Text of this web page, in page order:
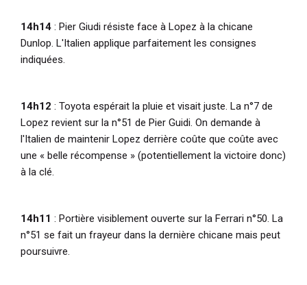
14h14 : Pier Giudi résiste face à Lopez à la chicane
Dunlop. L'Italien applique parfaitement les consignes
indiquées.
14h12 : Toyota espérait la pluie et visait juste. La n°7 de
Lopez revient sur la n°51 de Pier Guidi. On demande à
l'Italien de maintenir Lopez derrière coûte que coûte avec
une « belle récompense » (potentiellement la victoire donc)
à la clé.
14h11 : Portière visiblement ouverte sur la Ferrari n°50. La
n°51 se fait un frayeur dans la dernière chicane mais peut
poursuivre.